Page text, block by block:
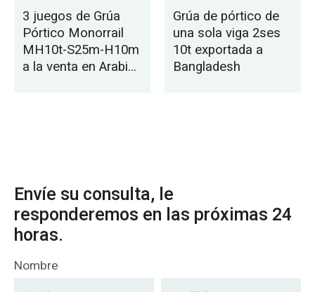
3 juegos de Grúa
Pórtico Monorrail
MH10t-S25m-H10m
a la venta en Arabia
Grúa de pórtico de
una sola viga 2ses
10t exportada a
Bangladesh
Envíe su consulta, le
responderemos en las próximas 24
horas.
Nombre